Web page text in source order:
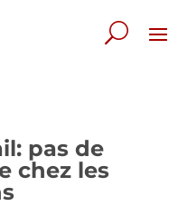
pas de
chez les